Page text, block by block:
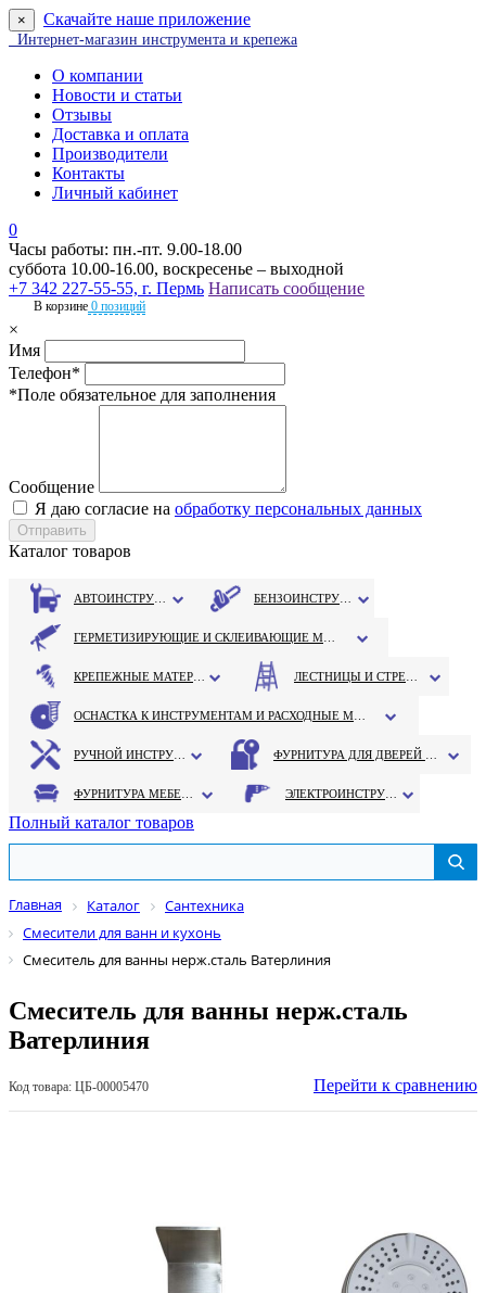
× Скачайте наше приложение
Интернет-магазин инструмента и крепежа
О компании
Новости и статьи
Отзывы
Доставка и оплата
Производители
Контакты
Личный кабинет
0
Часы работы: пн.-пт. 9.00-18.00
суббота 10.00-16.00, воскресенье – выходной
+7 342 227-55-55, г. Пермь Написать сообщение
В корзине 0 позиций
×
Имя
Телефон*
*Поле обязательное для заполнения
Сообщение
Я даю согласие на обработку персональных данных
Каталог товаров
Полный каталог товаров
Главная Каталог
Сантехника
Смесители для ванн и кухонь
Смеситель для ванны нерж.сталь Ватерлиния
Смеситель для ванны нерж.сталь
Ватерлиния
Код товара: ЦБ-00005470 Перейти к сравнению